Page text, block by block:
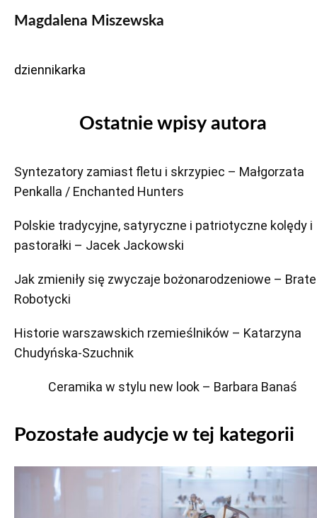
Magdalena Miszewska
dziennikarka
Ostatnie wpisy autora
Syntezatory zamiast fletu i skrzypiec – Małgorzata
Penkalla / Enchanted Hunters
Polskie tradycyjne, satyryczne i patriotyczne kolędy i
pastorałki – Jacek Jackowski
Jak zmieniły się zwyczaje bożonarodzeniowe –
Robotycki
Historie warszawskich rzemieślników – Katarzyna
Chudyńska-Szuchnik
Ceramika w stylu new look – Barbara Banaś
Pozostałe audycje w tej kategorii
Odtwarzacz